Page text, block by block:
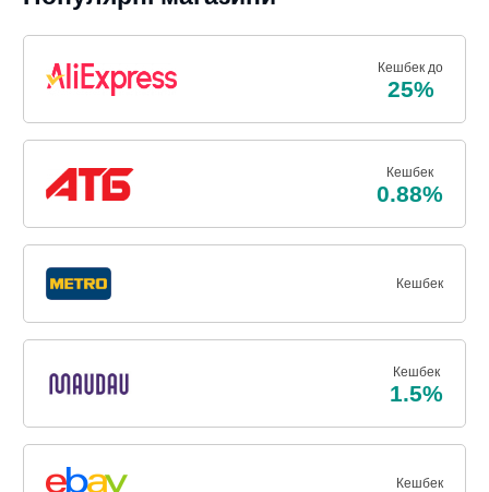
Кешбек до
25%
Кешбек
0.88%
Кешбек
Кешбек
1.5%
Кешбек